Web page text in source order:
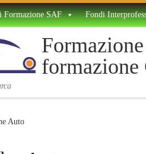
Formazione SAF Fondi
formazione
Auto